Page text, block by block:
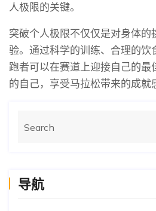
人极限的关键。
突破个人极限不仅仅是对身体的
验。通过科学的训练、合理的饮
跑者可以在赛道上迎接自己的最
的自己，享受马拉松带来的成就
导航